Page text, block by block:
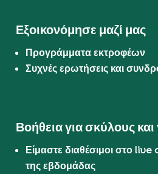
Εξοικονόμησε μαζί μας
Προγράμματα εκτροφέων
Συχνές ερωτήσεις και
Βοήθεια για σκύλους και
Είμαστε διαθέσιμοι στο
της εβδομάδας